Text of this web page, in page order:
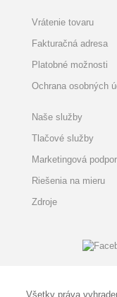
Vrátenie tovaru
Fakturačná adresa
Platobné možnosti
Ochrana osobných
Naše služby
Tlačové služby
Marketingová
Riešenia na mieru
Zdroje
Všetky práva